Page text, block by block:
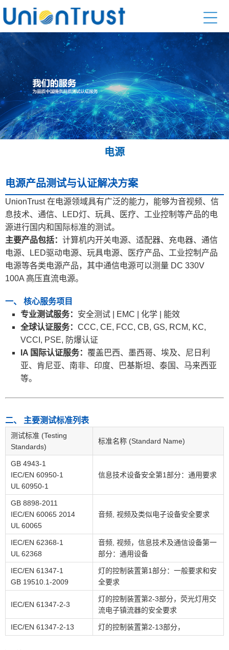
电源
电源产品测试与认证解决方案
UnionTrust 在电源领域具有广泛的能力，能够为音视频、信
息技术、通信、LED灯、玩具、医疗、工业控制等产品的电
源进行国内和国际标准的测试。
主要产品包括： 计算机内开关电源、适配器、充电器、通信
电源、LED驱动电源、玩具电源、医疗产品、工业控制产品
电源等各类电源产品，其中通信电源可以测量 DC 330V
100A 高压直流电源。
一、 核心服务项目
专业测试服务： 安全测试 | EMC | 化学 | 能效
全球认证服务： CCC, CE, FCC, CB, GS, RCM, KC,
VCCI, PSE, 防爆认证
IA 国际认证服务： 覆盖巴西、墨西哥、埃及、尼日利
亚、肯尼亚、南非、印度、巴基斯坦、泰国、马来西亚
等。
二、 主要测试标准列表
测试标准 (Testing
Standards)
标准名称 (Standard Name)
GB 4943-1
IEC/EN 60950-1
UL 60950-1
信息技术设备安全第1部分：通用要求
GB 8898-2011
IEC/EN 60065 2014
UL 60065
音频, 视频及类似电子设备安全要求
IEC/EN 62368-1
UL 62368
音频, 视频，信息技术及通信设备第一
部分：通用设备
IEC/EN 61347-1
GB 19510.1-2009
灯的控制装置第1部分：一般要求和安
全要求
IEC/EN 61347-2-3
灯的控制装置第2-3部分，荧光灯用交
流电子镇流器的安全要求
IEC/EN 61347-2-13 灯的控制装置第2-13部分，